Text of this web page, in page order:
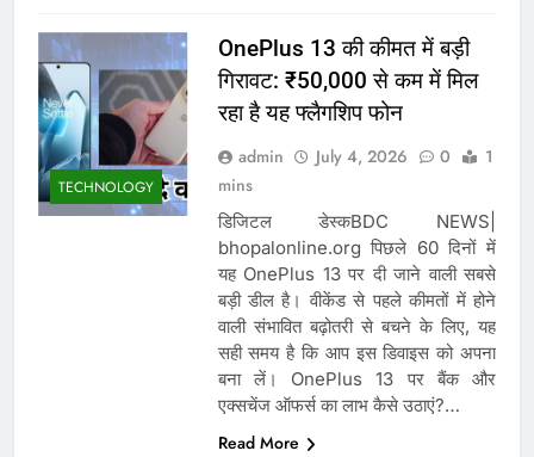
TECHNOLOGY
OnePlus 13 की कीमत में बड़ी
गिरावट: ₹50,000 से कम में मिल
रहा है यह फ्लैगशिप फोन
admin July 4, 2026 0
1
mins
डिजिटल डेस्कBDC NEWS|
bhopalonline.org पिछले 60 दिनों में
यह OnePlus 13 पर दी जाने वाली सबसे
बड़ी डील है। वीकेंड से पहले कीमतों में होने
वाली संभावित बढ़ोतरी से बचने के लिए, यह
सही समय है कि आप इस डिवाइस को अपना
बना लें। OnePlus 13 पर बैंक और
एक्सचेंज ऑफर्स का लाभ कैसे उठाएं?…
Read More